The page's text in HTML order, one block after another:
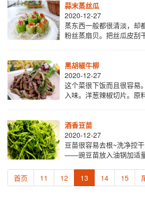
蒜末蒸丝瓜
2020-12-27
蒸东西一般都很清淡，却
粉丝蒸扇贝。把丝瓜皮
ok。
黑胡椒牛柳
2020-12-27
这个菜很下饭而且很容易
入味。洋葱辣椒切片。原
酒香豆苗
2020-12-27
豆苗很容易去根~洗净控
——豌豆苗放入油锅加适
喷，一般选择味道比较浓
首页 11 12 13 14 15